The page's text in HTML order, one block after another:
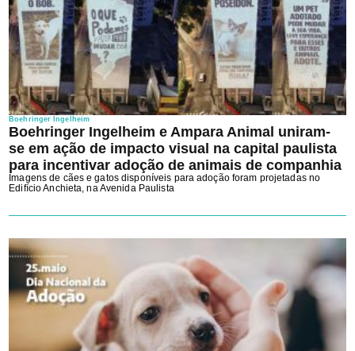
Boehringer Ingelheim
Boehringer Ingelheim e Ampara Animal uniram-
se em ação de impacto visual na capital paulista
para incentivar adoção de animais de companhia
Imagens de cães e gatos disponíveis para adoção foram projetadas no
Edifício Anchieta, na Avenida Paulista